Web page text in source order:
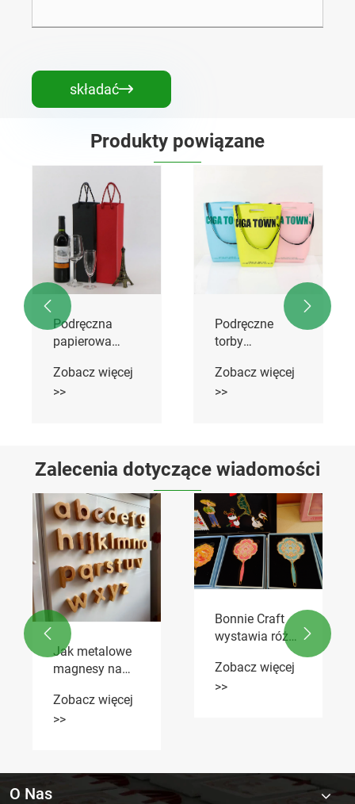
składać
Produkty powiązane
Podręczna
papierowa
Zobacz więcej
>>
Podręczne
torby
specjalnym
kształcie
Zobacz więcej
>>
 
Zalecenia dotyczące wiadomości
Jak metalowe
magnesy na
poprawiają
życie
Zobacz więcej
>>
Bonnie Craft
wystawia różne
lodówkę w
nowym
Zobacz więcej
>>
 
O Nas